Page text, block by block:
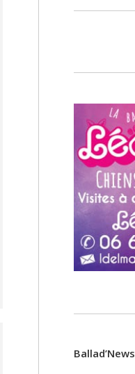
Ballad’News